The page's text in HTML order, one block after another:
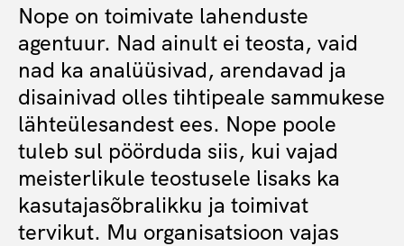
Nope on toimivate lahenduste
agentuur. Nad ainult ei teosta, vaid
nad ka analüüsivad, arendavad ja
disainivad olles tihtipeale sammukese
lähteülesandest ees. Nope poole
tuleb sul pöörduda siis, kui vajad
meisterlikule teostusele lisaks ka
kasutajasõbralikku ja toimivat
tervikut. Mu organisatsioon vajas